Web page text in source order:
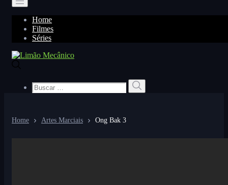
Home
Filmes
Séries
Buscar
por:
Home Artes Marciais Ong Bak 3